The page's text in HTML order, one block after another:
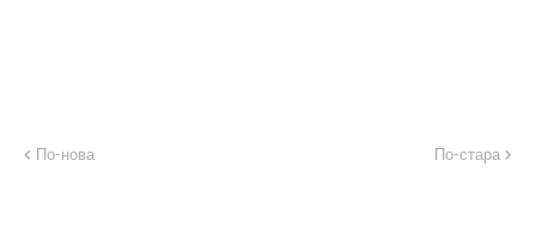
По-нова По-стара